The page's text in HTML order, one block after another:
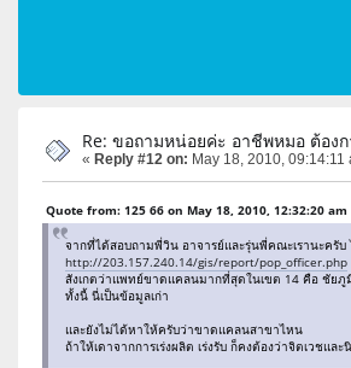
Re: ขอถามหน่อยค่ะ อาชีพหมอ ต้อง
« Reply #12 on: May 18, 2010, 09:14:11
Quote from: 125 66 on May 18, 2010, 12:32:20 am
จากที่ได้สอบถามพี่วิน อาจารย์และรุ่นพี่คณะเรานะครั
http://203.157.240.14/gis/report/pop_officer.php
สังเกตว่าแพทย์ขาดแคลนมากที่สุดในเขต 14 คือ ชัยภู
ทั้งนี้ นี่เป็นข้อมูลเก่า
และยังไม่ได้หาให้ครับว่าขาดแคลนสาขาไหน
ถ้าให้เดาจากการเร่งผลิต เร่งรับ ก็คงต้องว่าจิตเวชแ